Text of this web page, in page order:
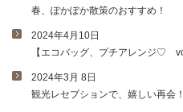
春、ぽかぽか散策のおすすめ！
2024年4月10日
【エコバッグ、プチアレンジ♡
2024年3月 8日
観光レセプションで、嬉しい再会！